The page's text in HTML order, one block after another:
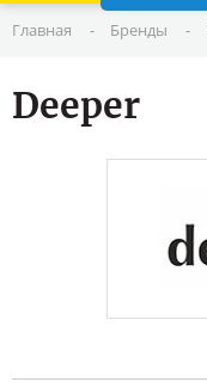
Главная - Бренды -
Deeper